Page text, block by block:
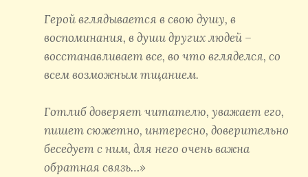
Герой вглядывается в свою душу, в
воспоминания, в души других людей –
восстанавливает все, во что вгляделся, со
всем возможным тщанием.
Готлиб доверяет читателю, уважает его,
пишет сюжетно, интересно, доверительно
беседует с ним, для него очень важна
обратная связь…»